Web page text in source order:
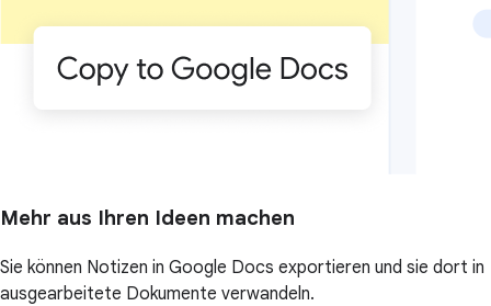
Mehr aus Ihren Ideen machen
Sie können Notizen in Google Docs exportieren und sie dort in
ausgearbeitete Dokumente verwandeln.